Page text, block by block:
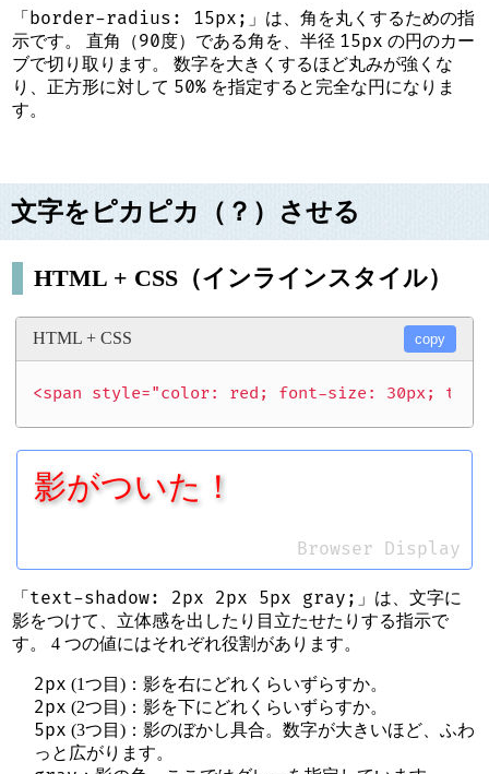
「 border-radius: 15px; 」は、角を丸くするための指
示です。 直角（90度）である角を、半径 15px の円のカー
ブで切り取ります。 数字を大きくするほど丸みが強くな
り、正方形に対して 50% を指定すると完全な円になりま
す。
文字をピカピカ（？）させる
HTML + CSS（インラインスタイル）
HTML + CSS copy
<span style="color: red; font-size: 30px; text-
影がついた！
Browser Display
「 text-shadow: 2px 2px 5px gray; 」は、文字に
影をつけて、立体感を出したり目立たせたりする指示で
す。 4 つの値にはそれぞれ役割があります。
2px (1つ目)：影を右にどれくらいずらすか。
2px (2つ目)：影を下にどれくらいずらすか。
5px (3つ目)：影のぼかし具合。数字が大きいほど、ふわ
っと広がります。